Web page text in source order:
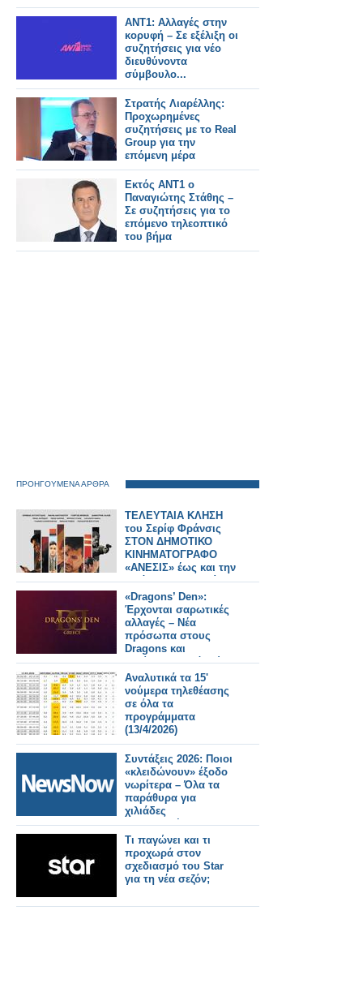
ΑΝΤ1: Αλλαγές στην
κορυφή – Σε εξέλιξη οι
συζητήσεις για νέο
διευθύνοντα
σύμβουλο...
Στρατής Λιαρέλλης:
Προχωρημένες
συζητήσεις με το Real
Group για την
επόμενη μέρα
Εκτός ΑΝΤ1 ο
Παναγιώτης Στάθης –
Σε συζητήσεις για το
επόμενο τηλεοπτικό
του βήμα
ΠΡΟΗΓΟΥΜΕΝΑ ΑΡΘΡΑ
ΤΕΛΕΥΤΑΙΑ ΚΛΗΣΗ
του Σερίφ Φράνσις
ΣΤΟΝ ΔΗΜΟΤΙΚΟ
ΚΙΝΗΜΑΤΟΓΡΑΦΟ
«ΑΝΕΣΙΣ» έως και την
Τετάρτη 15 Απριλίου
2026
«Dragons’ Den»:
Έρχονται σαρωτικές
αλλαγές – Νέα
πρόσωπα στους
Dragons και
γυρίσματα από Ιούνιο
στον ΣΚΑΪ
Αναλυτικά τα 15'
νούμερα τηλεθέασης
σε όλα τα
προγράμματα
(13/4/2026)
Συντάξεις 2026: Ποιοι
«κλειδώνουν» έξοδο
νωρίτερα – Όλα τα
παράθυρα για
χιλιάδες
ασφαλισμένους
Τι παγώνει και τι
προχωρά στον
σχεδιασμό του Star
για τη νέα σεζόν;